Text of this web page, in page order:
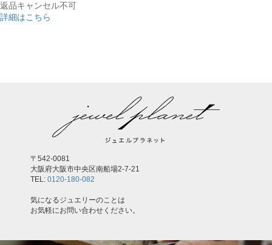
返品キャンセル不可
詳細はこちら
〒542-0081
大阪府大阪市中央区南船場2-7-21
TEL: 0120-180-082
気になるジュエリーのことは
お気軽にお問い合わせください。